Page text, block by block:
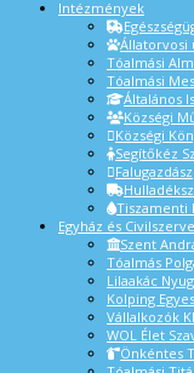
Intézmények
Állatorvosi
Tóalmási
Tóalmási
Általános
Községi
Községi
Segítőkéz
Falugazdász
Tiszamenti
Egyház és
Szent
Tóalmás
Lilaakác
Kolping
Vállalkozók
WOL Élet
Önkéntes